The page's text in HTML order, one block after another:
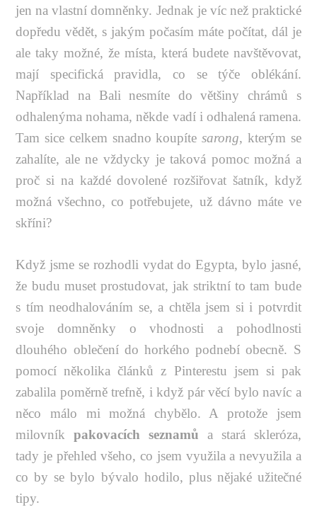
jen na vlastní domněnky. Jednak je víc než praktické
dopředu vědět, s jakým počasím máte počítat, dál je
ale taky možné, že místa, která budete navštěvovat,
mají specifická pravidla, co se týče oblékání.
Například na Bali nesmíte do většiny chrámů s
odhalenýma nohama, někde vadí i odhalená ramena.
Tam sice celkem snadno koupítesarong, kterým se
zahalíte, ale ne vždycky je taková pomoc možná a
proč si na každé dovolené rozšiřovat šatník, když
možná všechno, co potřebujete, už dávno máte ve
skříni?
Když jsme se rozhodli vydat do Egypta, bylo jasné,
že budu muset prostudovat, jak striktní to tam bude
s tím neodhalováním se, a chtěla jsem si i potvrdit
svoje domněnky o vhodnosti a pohodlnosti
dlouhého oblečení do horkého podnebí obecně. S
pomocí několika článků z Pinterestu jsem si pak
zabalila poměrně trefně, i když pár věcí bylo navíc a
něco málo mi možná chybělo. A protože jsem
milovníkpakovacích seznamů a stará skleróza,
tady je přehled všeho, co jsem využila a nevyužila a
co by se bylo bývalo hodilo, plus nějaké užitečné
tipy.